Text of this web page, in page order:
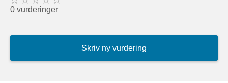
0 vurderinger
Skriv ny vurdering